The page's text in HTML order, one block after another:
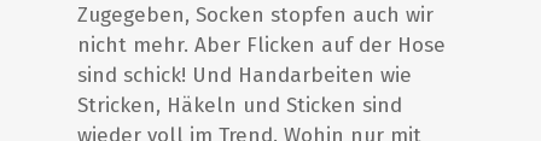
Zugegeben, Socken stopfen auch wir
nicht mehr. Aber Flicken auf der Hose
sind schick! Und Handarbeiten wie
Stricken, Häkeln und Sticken sind
wieder voll im Trend. Wohin nur mit